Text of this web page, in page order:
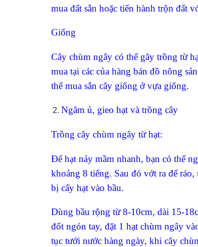
mua đất sẵn hoặc tiến hành trộn đất
Giống
Cây chùm ngây có thể gây trồng từ
mua tại các của hàng bán đồ nông
thể mua sẵn cây giống ở vựa giống.
Ngâm ủ, gieo hạt và trồng cây
Trồng cây chùm ngây từ hạt:
Để hạt nảy mầm nhanh, bạn có thể
khoảng 8 tiếng. Sau đó vớt ra để
bị cấy hạt vào bầu.
Dùng bầu rộng từ 8-10cm, dài 15-
đốt ngón tay, đặt 1 hạt chùm ngây
tục tưới nước hàng ngày, khi cây